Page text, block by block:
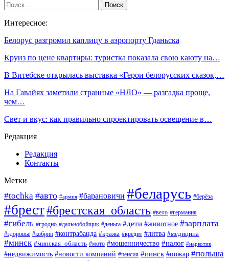
Интересное:
Белорус разгромил каплицу в аэропорту Гданьска
Круиз по цене квартиры: туристка показала свою каюту на…
В Витебске открылась выставка «Герои белорусских сказок,…
На Гавайях заметили странные «НЛО» — разгадка проще,
чем…
Свет и вкус: как правильно спроектировать освещение в…
Редакция
Редакция
Контакты
Метки
#tochka #авто #армия #барановичи #беларусь #берёза
#брест#брестская_область #вело #германия
#гибель #гродно #дальнобойщик #деньга #дети #животное #зарплата
#здоровье #кобрин #контрабанда #кража #кредит #литва #медицина
#минск #минская_область #мото #мошенничество #налог #наркотик
#недвижимость #новости компаний #пенсия #пинск #пожар #польша